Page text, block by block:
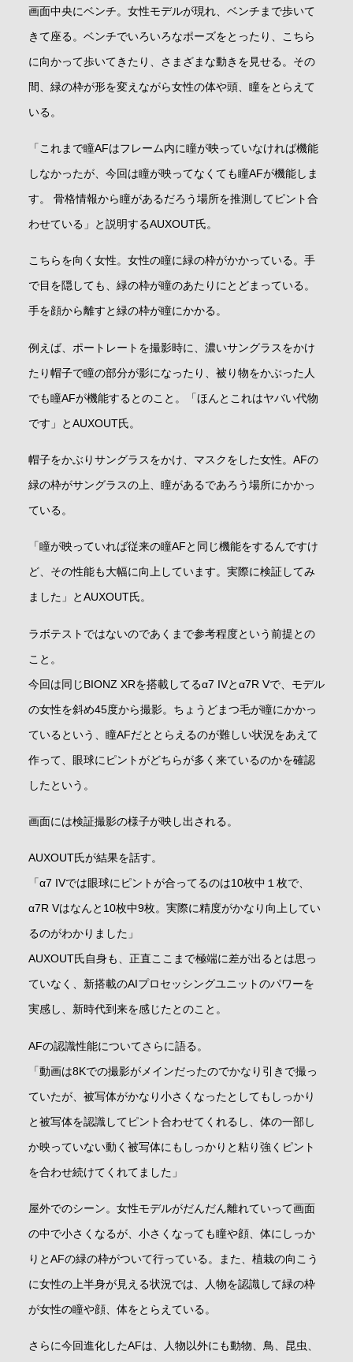
画面中央にベンチ。女性モデルが現れ、ベンチまで歩いて
きて座る。ベンチでいろいろなポーズをとったり、こちら
に向かって歩いてきたり、さまざまな動きを見せる。その
間、緑の枠が形を変えながら女性の体や頭、瞳をとらえて
いる。
「これまで瞳AFはフレーム内に瞳が映っていなければ機能
しなかったが、今回は瞳が映ってなくても瞳AFが機能しま
す。 骨格情報から瞳があるだろう場所を推測してピント合
わせている」と説明するAUXOUT氏。
こちらを向く女性。女性の瞳に緑の枠がかかっている。手
で目を隠しても、緑の枠が瞳のあたりにとどまっている。
手を顔から離すと緑の枠が瞳にかかる。
例えば、ポートレートを撮影時に、濃いサングラスをかけ
たり帽子で瞳の部分が影になったり、被り物をかぶった人
でも瞳AFが機能するとのこと。「ほんとこれはヤバい代物
です」とAUXOUT氏。
帽子をかぶりサングラスをかけ、マスクをした女性。AFの
緑の枠がサングラスの上、瞳があるであろう場所にかかっ
ている。
「瞳が映っていれば従来の瞳AFと同じ機能をするんですけ
ど、その性能も大幅に向上しています。実際に検証してみ
ました」とAUXOUT氏。
ラボテストではないのであくまで参考程度という前提との
こと。
今回は同じBIONZ XRを搭載してるα7 IVとα7R Vで、モデル
の女性を斜め45度から撮影。ちょうどまつ毛が瞳にかかっ
ているという、瞳AFだととらえるのが難しい状況をあえて
作って、眼球にピントがどちらが多く来ているのかを確認
したという。
画面には検証撮影の様子が映し出される。
AUXOUT氏が結果を話す。
「α7 IVでは眼球にピントが合ってるのは10枚中１枚で、
α7R Vはなんと10枚中9枚。実際に精度がかなり向上してい
るのがわかりました」
AUXOUT氏自身も、正直ここまで極端に差が出るとは思っ
ていなく、新搭載のAIプロセッシングユニットのパワーを
実感し、新時代到来を感じたとのこと。
AFの認識性能についてさらに語る。
「動画は8Kでの撮影がメインだったのでかなり引きで撮っ
ていたが、被写体がかなり小さくなったとしてもしっかり
と被写体を認識してピント合わせてくれるし、体の一部し
か映っていない動く被写体にもしっかりと粘り強くピント
を合わせ続けてくれてました」
屋外でのシーン。女性モデルがだんだん離れていって画面
の中で小さくなるが、小さくなっても瞳や顔、体にしっか
りとAFの緑の枠がついて行っている。また、植栽の向こう
に女性の上半身が見える状況では、人物を認識して緑の枠
が女性の瞳や顔、体をとらえている。
さらに今回進化したAFは、人物以外にも動物、鳥、昆虫、